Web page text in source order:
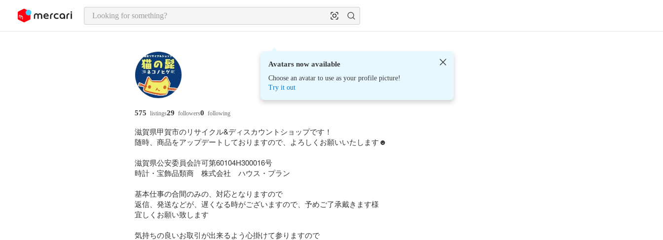
page content
Avatars now available
Choose an avatar to use as your profile picture!
Try it out
575 listings29 followers0 following
滋賀県甲賀市のリサイクル&ディスカウントショップです！
随時、商品をアップデートしておりますので、よろしくお願いいたします☻
滋賀県公安委員会許可第60104H300016号
時計・宝飾品類商　株式会社　ハウス・プラン
基本仕事の合間のみの、対応となりますので
返信、発送などが、遅くなる時がございますので、予めご了承戴きます様
宜しくお願い致します
気持ちの良いお取引が出来るよう心掛けて参りますので